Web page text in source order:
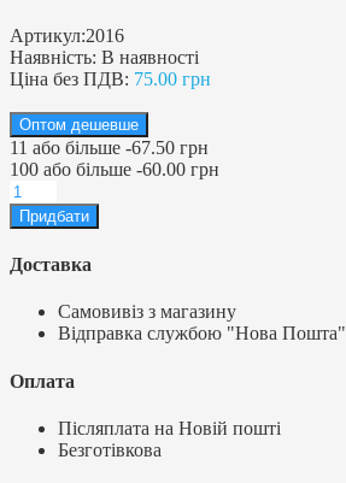
Артикул:2016
Наявність: В наявності
Ціна без ПДВ: 75.00 грн
Оптом дешевше
11 або більше -67.50 грн
100 або більше -60.00 грн
Доставка
Самовивіз з магазину
Відправка службою "Нова Пошта"
Оплата
Післяплата на Новій пошті
Безготівкова